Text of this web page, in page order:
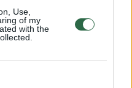
Use,
of my
with the
visureigiu naudojasi